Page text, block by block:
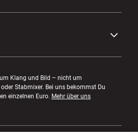
Klang und Bild – nicht um
Stabmixer. Bei uns bekommst Du
einzelnen Euro. Mehr über uns